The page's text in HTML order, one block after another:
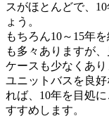
スがほとんどで、
ょう。
もちろん10～15年
も多々ありますが
ケースも少なくあり
ユニットバスを良
れば、10年を目処
すすめします。